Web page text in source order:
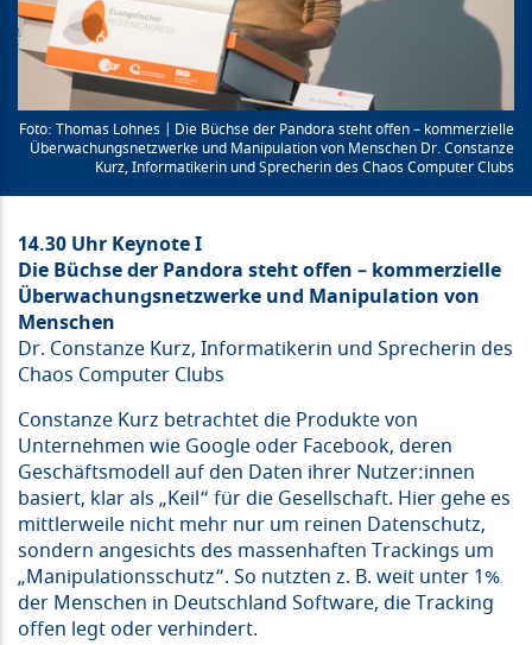
Thomas Lohnes | Die Büchse der Pandora steht offen – kommerzielle
Überwachungsnetzwerke und Manipulation von Menschen Dr. Constanze
Kurz, Informatikerin und Sprecherin des Chaos Computer Clubs
14.30 Uhr Keynote I
Die Büchse der Pandora steht offen – kommerzielle
Überwachungsnetzwerke und Manipulation von
Menschen
Dr. Constanze Kurz, Informatikerin und Sprecherin des
Chaos Computer Clubs
Constanze Kurz betrachtet die Produkte von
Unternehmen wie Google oder Facebook, deren
Geschäftsmodell auf den Daten ihrer Nutzer:innen
basiert, klar als „Keil“ für die Gesellschaft. Hier gehe es
mittlerweile nicht mehr nur um reinen Datenschutz,
sondern angesichts des massenhaften Trackings um
„Manipulationsschutz“. So nutzten z. B. weit unter 1%
der Menschen in Deutschland Software, die Tracking
offen legt oder verhindert.